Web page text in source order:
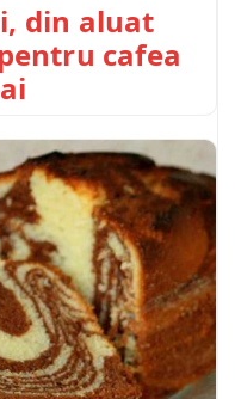
din aluat
cafea